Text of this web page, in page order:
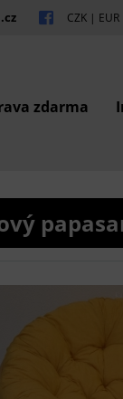
CZK | EUR
zdarma